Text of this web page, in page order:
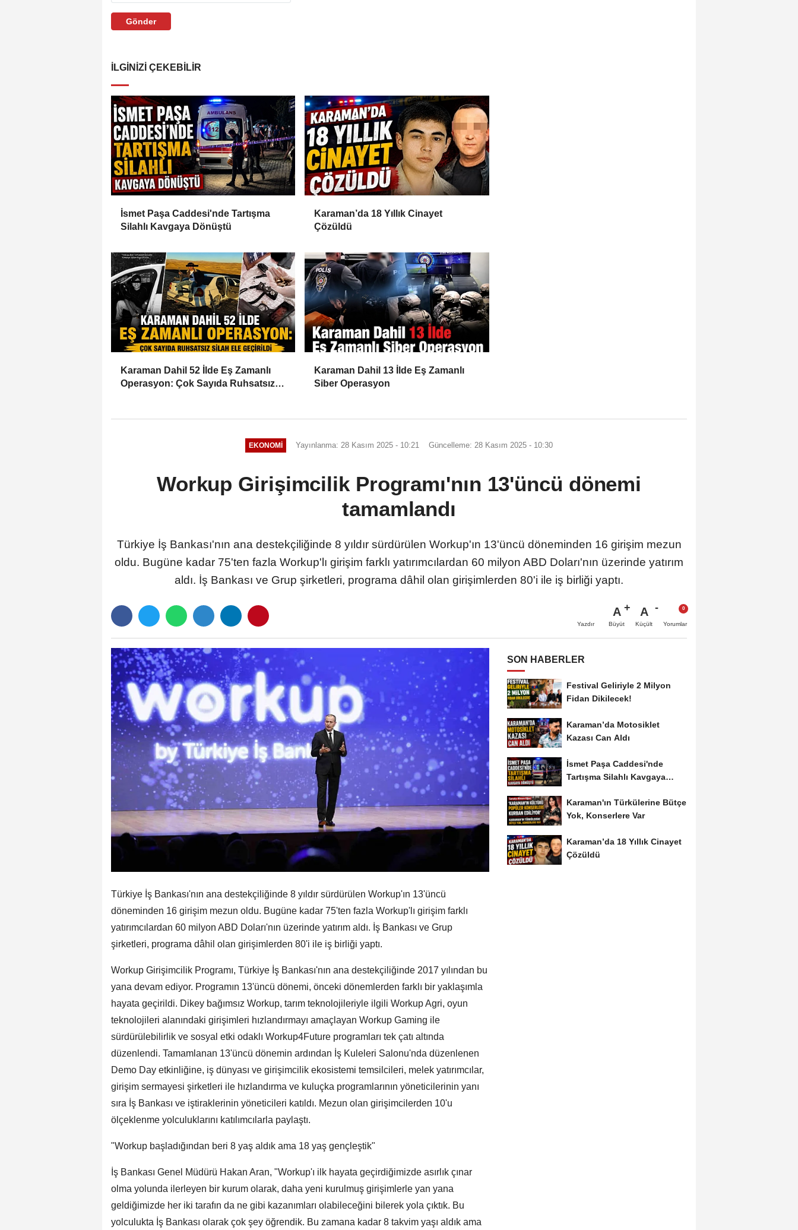
Gönder
İLGINIZI ÇEKEBILIR
İsmet Paşa Caddesi'nde Tartışma
Silahlı Kavgaya Dönüştü
Karaman’da 18 Yıllık Cinayet
Çözüldü
Karaman Dahil 52 İlde Eş Zamanlı
Operasyon: Çok Sayıda Ruhsatsız
Karaman Dahil 13 İlde Eş Zamanlı
Siber Operasyon
EKONOMI Yayınlanma: 28 Kasım 2025 - 10:21 Güncelleme: 28 Kasım 2025 - 10:30
Workup Girişimcilik Programı'nın 13'üncü dönemi
tamamlandı
Türkiye İş Bankası'nın ana destekçiliğinde 8 yıldır sürdürülen Workup'ın 13'üncü döneminden 16 girişim mezun
oldu. Bugüne kadar 75'ten fazla Workup'lı girişim farklı yatırımcılardan 60 milyon ABD Doları'nın üzerinde yatırım
aldı. İş Bankası ve Grup şirketleri, programa dâhil olan girişimlerden 80'i ile iş birliği yaptı.
Yazdır
A
Büyüt
A
Küçült Yorumlar
Türkiye İş Bankası'nın ana destekçiliğinde 8 yıldır sürdürülen Workup'ın 13'üncü
döneminden 16 girişim mezun oldu. Bugüne kadar 75'ten fazla Workup'lı girişim farklı
yatırımcılardan 60 milyon ABD Doları'nın üzerinde yatırım aldı. İş Bankası ve Grup
şirketleri, programa dâhil olan girişimlerden 80'i ile iş birliği yaptı.
Workup Girişimcilik Programı, Türkiye İş Bankası'nın ana destekçiliğinde 2017 yılından bu
yana devam ediyor. Programın 13'üncü dönemi, önceki dönemlerden farklı bir yaklaşımla
hayata geçirildi. Dikey bağımsız Workup, tarım teknolojileriyle ilgili Workup Agri, oyun
teknolojileri alanındaki girişimleri hızlandırmayı amaçlayan Workup Gaming ile
sürdürülebilirlik ve sosyal etki odaklı Workup4Future programları tek çatı altında
düzenlendi. Tamamlanan 13'üncü dönemin ardından İş Kuleleri Salonu'nda düzenlenen
Demo Day etkinliğine, iş dünyası ve girişimcilik ekosistemi temsilcileri, melek yatırımcılar,
girişim sermayesi şirketleri ile hızlandırma ve kuluçka programlarının yöneticilerinin yanı
sıra İş Bankası ve iştiraklerinin yöneticileri katıldı. Mezun olan girişimcilerden 10'u
ölçeklenme yolculuklarını katılımcılarla paylaştı.
"Workup başladığından beri 8 yaş aldık ama 18 yaş gençleştik"
İş Bankası Genel Müdürü Hakan Aran, "Workup'ı ilk hayata geçirdiğimizde asırlık çınar
olma yolunda ilerleyen bir kurum olarak, daha yeni kurulmuş girişimlerle yan yana
geldiğimizde her iki tarafın da ne gibi kazanımları olabileceğini bilerek yola çıktık. Bu
yolculukta İş Bankası olarak çok şey öğrendik. Bu zamana kadar 8 takvim yaşı aldık ama
SON HABERLER
Festival Geliriyle 2 Milyon
Fidan Dikilecek!
Karaman’da Motosiklet
Kazası Can Aldı
İsmet Paşa Caddesi'nde
Tartışma Silahlı Kavgaya
Karaman'ın Türkülerine Bütçe
Yok, Konserlere Var
Karaman’da 18 Yıllık Cinayet
Çözüldü